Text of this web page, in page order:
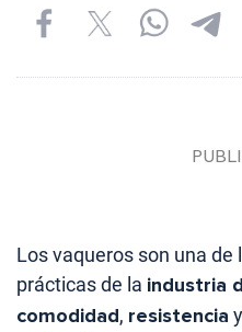
Los vaqueros son una
prácticas de la industria
comodidad, resistencia y